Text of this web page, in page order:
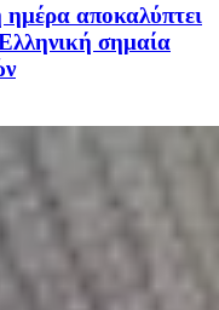
αποκαλύπτει
σημαία